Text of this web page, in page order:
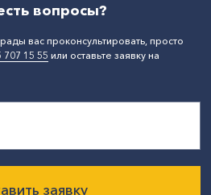
вопросы?
вас проконсультировать, просто
707 15 55 или оставьте заявку на
заявку